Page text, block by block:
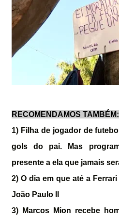
RECOMENDAMOS TAMBÉM:
1) Filha de jogador de
gols do pai. Mas
presente a ela que jamais
2) O dia em que até a
João Paulo II
3) Marcos Mion recebe